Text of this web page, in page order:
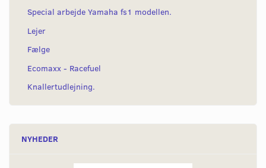
Special arbejde Yamaha fs1 modellen.
Lejer
Fælge
Ecomaxx - Racefuel
Knallertudlejning.
NYHEDER